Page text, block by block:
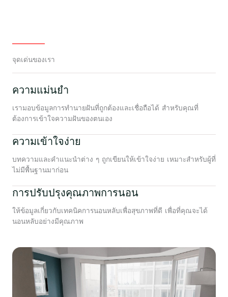
จุดเด่นของเรา
ความแม่นยำ
เรามอบข้อมูลการทำนายฝันที่ถูกต้องและเชื่อถือได้ สำหรับคุณที่
ต้องการเข้าใจความฝันของตนเอง
ความเข้าใจง่าย
บทความและคำแนะนำต่าง ๆ ถูกเขียนให้เข้าใจง่าย เหมาะสำหรับผู้ที่
ไม่มีพื้นฐานมาก่อน
การปรับปรุงคุณภาพการนอน
ให้ข้อมูลเกี่ยวกับเทคนิคการนอนหลับเพื่อสุขภาพที่ดี เพื่อที่คุณจะได้
นอนหลับอย่างมีคุณภาพ